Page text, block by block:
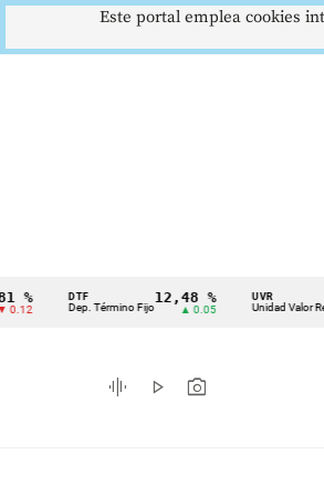
Cintillo
indicadores
económicos
DTF
Dep. Término Fijo
12,48 %
▲ 0.05
UVR
Unidad Valor Real
graphic_eq play_arrow photo_camera
Este portal emplea cookies